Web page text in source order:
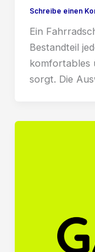
Schreibe einen
Ein
Bestandteil
komfortables
sorgt. Die